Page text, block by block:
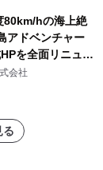
80km/hの海上絶
アドベンチャー
を全面リニュー
予約完了の「スマ
会社
る